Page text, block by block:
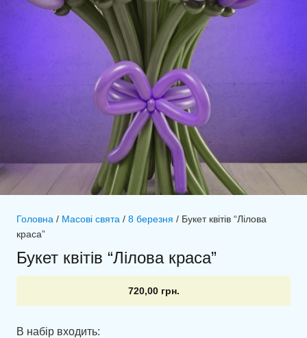
Головна / Масові свята / 8 березня / Букет квітів “Лілова
краса”
Букет квітів “Лілова краса”
720,00 грн.
В набір входить: